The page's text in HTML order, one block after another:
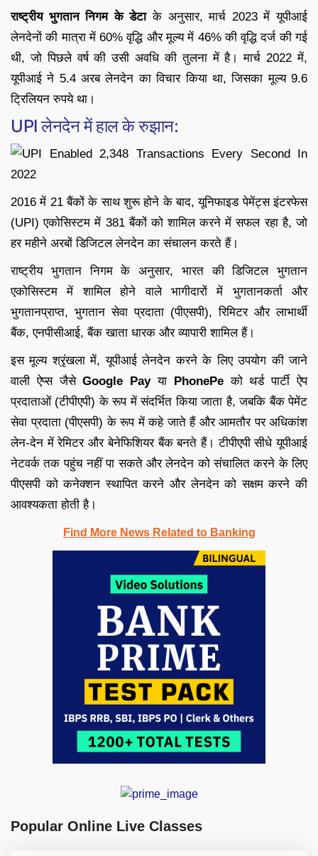
राष्ट्रीय भुगतान निगम के डेटाके अनुसार, मार्च 2023 में यूपीआई
लेनदेनों की मात्रा में 60% वृद्धि और मूल्य में 46% की वृद्धि दर्ज की गई
थी, जो पिछले वर्ष की उसी अवधि की तुलना में है। मार्च 2022 में,
यूपीआई ने 5.4 अरब लेनदेन का विचार किया था, जिसका मूल्य 9.6
ट्रिलियन रुपये था।
UPI लेनदेन में हाल के रुझान:
2016 में 21 बैंकों के साथ शुरू होने के बाद, यूनिफाइड पेमेंट्स इंटरफेस
(UPI) एकोसिस्टम में 381 बैंकों को शामिल करने में सफल रहा है, जो
हर महीने अरबों डिजिटल लेनदेन का संचालन करते हैं।
राष्ट्रीय भुगतान निगम के अनुसार, भारत की डिजिटल भुगतान
एकोसिस्टम में शामिल होने वाले भागीदारों में भुगतानकर्ता और
भुगतानप्राप्त, भुगतान सेवा प्रदाता (पीएसपी), रिमिटर और लाभार्थी
बैंक, एनपीसीआई, बैंक खाता धारक और व्यापारी शामिल हैं।
इस मूल्य श्रृंखला में, यूपीआई लेनदेन करने के लिए उपयोग की जाने
वाली ऐप्स जैसेGoogle Payया PhonePeको थर्ड पार्टी ऐप
प्रदाताओं (टीपीएपी) के रूप में संदर्भित किया जाता है, जबकि बैंक पेमेंट
सेवा प्रदाता (पीएसपी) के रूप में कहे जाते हैं और आमतौर पर अधिकांश
लेन-देन में रेमिटर और बेनेफिशियर बैंक बनते हैं। टीपीएपी सीधे यूपीआई
नेटवर्क तक पहुंच नहीं पा सकते और लेनदेन को संचालित करने के लिए
पीएसपी को कनेक्शन स्थापित करने और लेनदेन को सक्षम करने की
आवश्यकता होती है।
Find More News Related to Banking
Popular Online Live Classes